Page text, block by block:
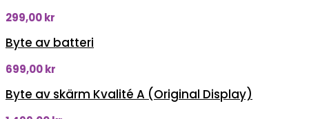
299,00kr
Byte av batteri
699,00kr
Byte av skärm Kvalité A (Original Display)